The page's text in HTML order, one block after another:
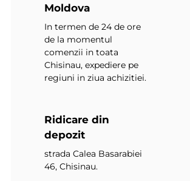
Moldova
In termen de 24 de ore
de la momentul
comenzii in toata
Chisinau, expediere pe
regiuni in ziua achizitiei.
Ridicare din
depozit
strada Calea Basarabiei
46, Chisinau.